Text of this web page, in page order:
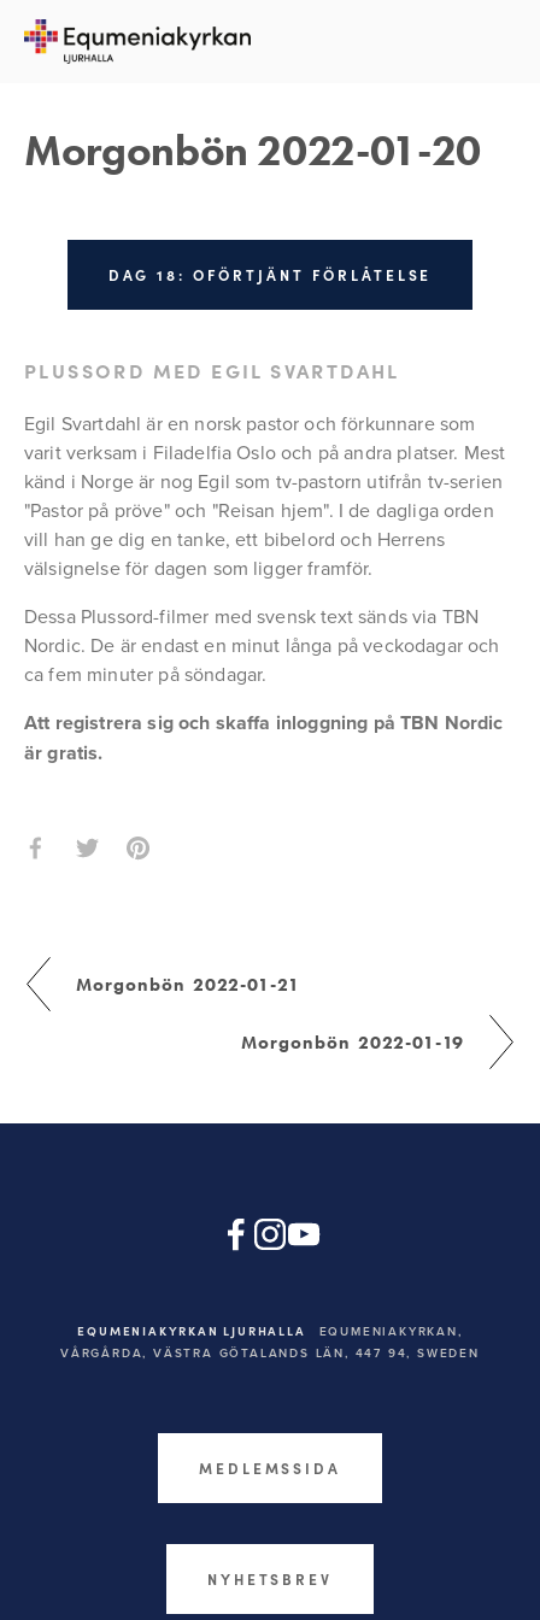
Morgonbön 2022-01-20
DAG 18: OFÖRTJÄNT FÖRLÅTELSE
PLUSSORD MED EGIL SVARTDAHL
Egil Svartdahl är en norsk pastor och förkunnare som
varit verksam i Filadelfia Oslo och på andra platser. Mest
känd i Norge är nog Egil som tv-pastorn utifrån tv-serien
"Pastor på pröve" och "Reisan hjem". I de dagliga orden
vill han ge dig en tanke, ett bibelord och Herrens
välsignelse för dagen som ligger framför.
Dessa Plussord-filmer med svensk text sänds via TBN
Nordic. De är endast en minut långa på veckodagar och
ca fem minuter på söndagar.
Att registrera sig och skaffa inloggning på TBN Nordic
är gratis.
20 JANUARI 2022
Morgonbön 2022-01-21
Morgonbön 2022-01-19
EQUMENIAKYRKAN LJURHALLA
EQUMENIAKYRKAN,
VÅRGÅRDA, VÄSTRA GÖTALANDS LÄN, 447 94, SWEDEN
MEDLEMSSIDA
NYHETSBREV